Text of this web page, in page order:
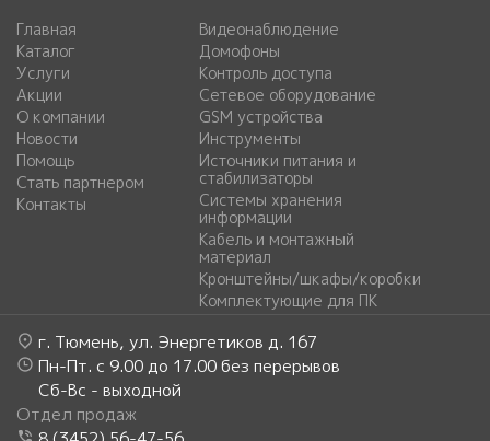
Главная
Каталог
Услуги
Акции
О компании
Новости
Помощь
Стать партнером
Контакты
Видеонаблюдение
Домофоны
Контроль доступа
Сетевое оборудование
GSM устройства
Инструменты
Источники питания и
стабилизаторы
Системы хранения
информации
Кабель и монтажный
материал
Кронштейны/шкафы/коробки
Комплектующие для ПК
г. Тюмень, ул. Энергетиков д. 167
Пн-Пт. с 9.00 до 17.00 без перерывов
Сб-Вс - выходной
Отдел продаж